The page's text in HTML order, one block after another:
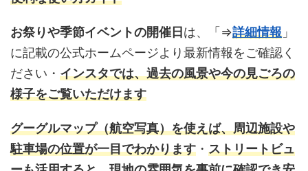
お祭りや季節イベントの開催日 は、「⇒詳細情報 」
に記載の公式ホームページより最新情報をご確認く
ださい・ インスタでは、過去の風景や今の見ごろの
様子をご覧いただけます
グーグルマップ（航空写真）を使えば、周辺施設や
駐車場の位置が一目でわかります ・ ストリートビュ